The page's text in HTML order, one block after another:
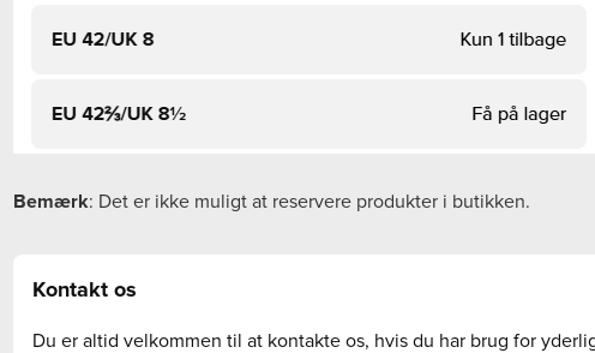
Bemærk: Det er ikke muligt at reservere produkter i butikken.
Kontakt os
Du er altid velkommen til at kontakte os, hvis du har brug for